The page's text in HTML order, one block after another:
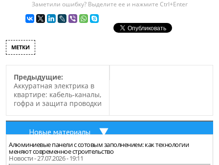
Заметили ошибку? Выделите ее и нажмите Ctrl+Enter
МЕТКИ
Предыдущие:
Аккуратная электрика в
квартире: кабель-каналы,
гофра и защита проводки
Новые материалы
Алюминиевые панели с сотовым заполнением: как технологии
меняют современное строительство
Новости - 27.07.2026 - 19:11